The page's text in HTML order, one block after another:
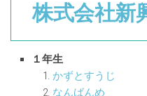
株式会社新
１年生
かずとすうじ
なんばんめ